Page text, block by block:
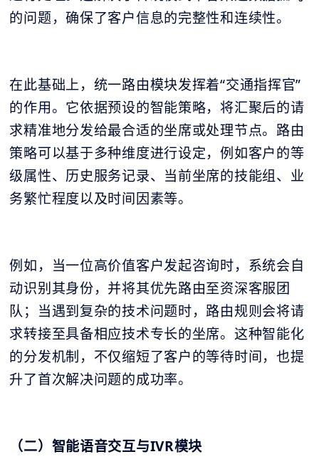
的问题，确保了客户信息的完整性和连续性。
在此基础上，统一路由模块发挥着“交通指挥官”
的作用。它依据预设的智能策略，将汇聚后的请
求精准地分发给最合适的坐席或处理节点。路由
策略可以基于多种维度进行设定，例如客户的等
级属性、历史服务记录、当前坐席的技能组、业
务繁忙程度以及时间因素等。
例如，当一位高价值客户发起咨询时，系统会自
动识别其身份，并将其优先路由至资深客服团
队；当遇到复杂的技术问题时，路由规则会将请
求转接至具备相应技术专长的坐席。这种智能化
的分发机制，不仅缩短了客户的等待时间，也提
升了首次解决问题的成功率。
（二）智能语音交互与IVR模块